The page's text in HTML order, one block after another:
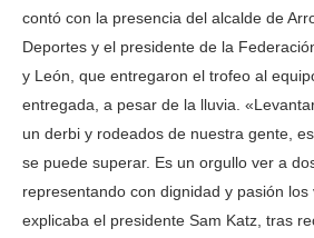
contó con la presencia del alcalde de
Deportes y el presidente de la
y León, que entregaron el trofeo al
entregada, a pesar de la lluvia.
un derbi y rodeados de nuestra gente,
se puede superar. Es un orgullo ver a
representando con dignidad y pasión los
explicaba el presidente Sam Katz, tras